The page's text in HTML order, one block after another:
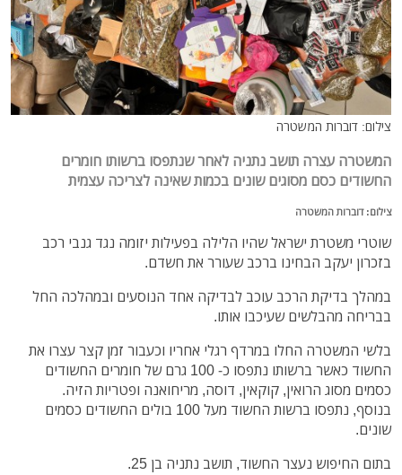
צילום: דוברות המשטרה
המשטרה עצרה תושב נתניה לאחר שנתפסו ברשותו חומרים
החשודים כסם מסוגים שונים בכמות שאינה לצריכה עצמית
צילום: דוברות המשטרה
שוטרי משטרת ישראל שהיו הלילה בפעילות יזומה נגד גנבי רכב
בזכרון יעקב הבחינו ברכב שעורר את חשדם.
במהלך בדיקת הרכב עוכב לבדיקה אחד הנוסעים ובמהלכה החל
בבריחה מהבלשים שעיכבו אותו.
בלשי המשטרה החלו במרדף רגלי אחריו וכעבור זמן קצר עצרו את
החשוד כאשר ברשותו נתפסו כ- 100 גרם של חומרים החשודים
כסמים מסוג הרואין, קוקאין, דוסה, מריחואנה ופטריות הזיה.
בנוסף, נתפסו ברשות החשוד מעל 100 בולים החשודים כסמים
שונים.
בתום החיפוש נעצר החשוד, תושב נתניה בן 25.